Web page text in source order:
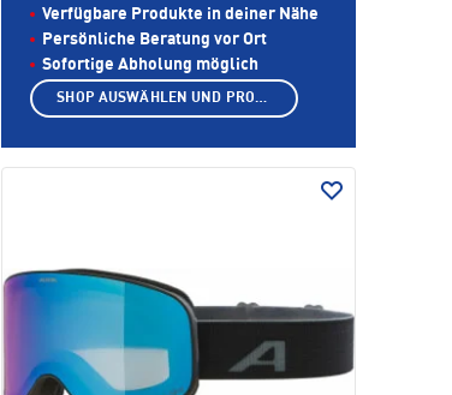
Verfügbare Produkte in deiner Nähe
Persönliche Beratung vor Ort
Sofortige Abholung möglich
SHOP AUSWÄHLEN UND PRODUKTE ANZEIGEN